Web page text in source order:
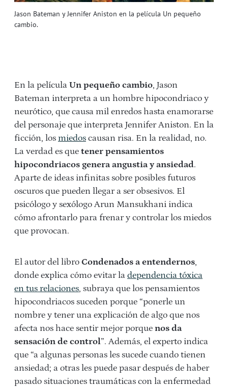
Jason Bateman y Jennifer Aniston en la película Un pequeño
cambio.
En la película Un pequeño cambio, Jason
Bateman interpreta a un hombre hipocondriaco y
neurótico, que causa mil enredos hasta enamorarse
del personaje que interpreta Jennifer Aniston. En la
ficción, los miedos causan risa. En la realidad, no.
La verdad es que tener pensamientos
hipocondriacos genera angustia y ansiedad.
Aparte de ideas infinitas sobre posibles futuros
oscuros que pueden llegar a ser obsesivos. El
psicólogo y sexólogo Arun Mansukhani indica
cómo afrontarlo para frenar y controlar los miedos
que provocan.
El autor del libro Condenados a entendernos,
donde explica cómo evitar la dependencia tóxica
en tus relaciones, subraya que los pensamientos
hipocondriacos suceden porque “ponerle un
nombre y tener una explicación de algo que nos
afecta nos hace sentir mejor porque nos da
sensación de control”. Además, el experto indica
que “a algunas personas les sucede cuando tienen
ansiedad; a otras les puede pasar después de haber
pasado situaciones traumáticas con la enfermedad